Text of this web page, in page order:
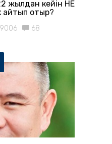
жылдан кейін НЕ
айтып отыр?
68